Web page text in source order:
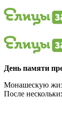
День памяти
Монашескую
После